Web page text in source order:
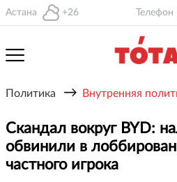
Астана +26
Политика → Внутренняя
Скандал вокруг BYD:
обвинили в
частного игрока